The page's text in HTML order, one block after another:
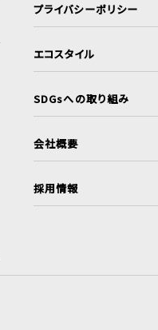
プライバシーポリシー
エコスタイル
SDGsへの取り組み
会社概要
採用情報